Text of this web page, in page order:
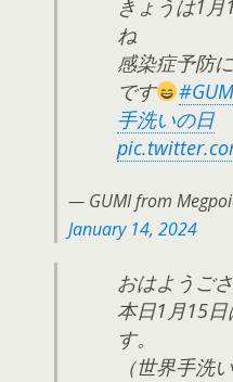
きょうは1月
ね
感染症予防
です
手洗いの日
— GUMI from
January 14, 2024
おはようござ
本日1月15
す。
（世界手洗